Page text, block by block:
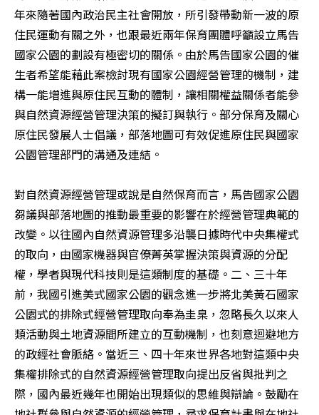
年來隨著國內政治民主社會開放，所引發帶動新一波的原
住民運動有關之外，也跟最近兩年保育團體呼籲設立馬告
國家公園的劃設有極密切的關係。由於馬告國家公園的催
生者希望能藉此案檢討現有國家公園經營管理的機制，建
構一能增進與原住民互動的體制，讓相關權益關係者能參
與自然資源經營管理決策的擬訂與執行。部分保育及關心
原住民發展人士倡議，部落地圖可有效促進原住民與國家
公園管理部門的溝通及連結。
對自然資源經營管理或說是自然保育而言，馬告國家公園
芻議與部落地圖的推動最重要的影響在於經營管理典範的
改變。以往國內自然資源管理多沿襲日據時代中央集權式
的取向，由國家機器與官僚菁英掌握決策與資源的分配
權，學者與現代科技則是這類制度的基礎。二、三十年
前，我國引進美式國家公園的觀念進一步將北美黃石國家
公園式的排除式經營管理取向奉為圭臬，忽略長久以來人
類活動與土地資源間所建立的互動機制，也刻意迴避地方
的政經社會脈絡。當近三、四十年來世界各地對這類中央
集權排除式的自然資源經營管理取向提出反省與批判之
際，國內最近幾年也開始出現類似的思維與辯論。鼓勵在